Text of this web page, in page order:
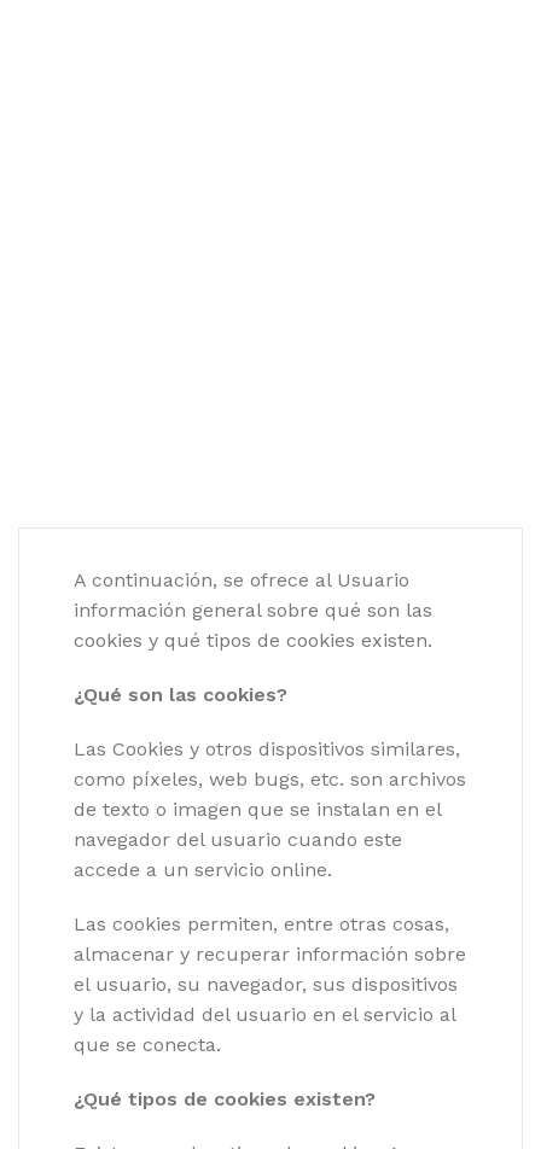
A continuación, se ofrece al Usuario
información general sobre qué son las
cookies y qué tipos de cookies existen.
¿Qué son las cookies?
Las Cookies y otros dispositivos similares,
como píxeles, web bugs, etc. son archivos
de texto o imagen que se instalan en el
navegador del usuario cuando este
accede a un servicio online.
Las cookies permiten, entre otras cosas,
almacenar y recuperar información sobre
el usuario, su navegador, sus dispositivos
y la actividad del usuario en el servicio al
que se conecta.
¿Qué tipos de cookies existen?